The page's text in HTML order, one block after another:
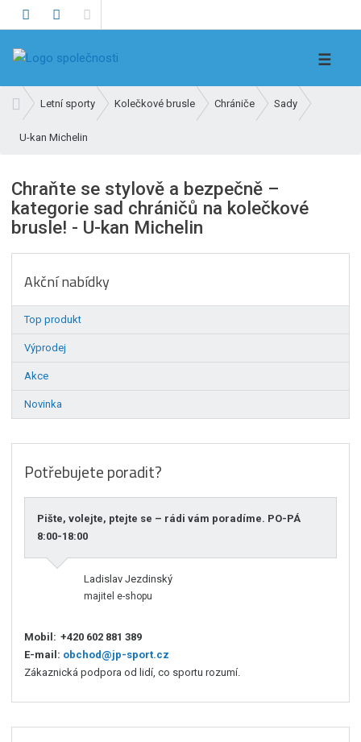
t
☰
v
o
í
s
t
n
Letní sporty Kolečkové brusle Chrániče Sady
U-kan Michelin
Chraňte se stylově a bezpečně –
kategorie sad chráničů na kolečkové
brusle! - U-kan Michelin
Akční nabídky
Top produkt
Výprodej
Akce
Novinka
Potřebujete poradit?
Pište, volejte, ptejte se – rádi vám poradíme. PO-PÁ
8:00-18:00
Ladislav Jezdinský
majitel e-shopu
Mobil: +420 602 881 389
E-mail: obchod@jp-sport.cz
Zákaznická podpora od lidí, co sportu rozumí.